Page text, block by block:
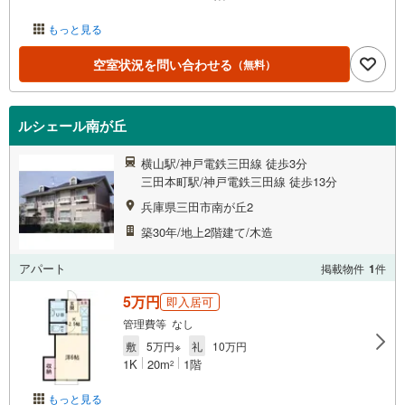
もっと見る
空室状況を問い合わせる （無料）
ルシェール南が丘
横山駅/神戸電鉄三田線 徒歩3分
三田本町駅/神戸電鉄三田線 徒歩13分
兵庫県三田市南が丘2
築30年/地上2階建て/木造
アパート 掲載物件 1件
もっと見る
5万円 即入居可
管理費等 なし
敷
5万円※ 礼 10万円
1K 20m2 1階